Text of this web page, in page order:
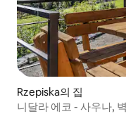
Rzepiska의 집
니달라 에코 - 사우나,